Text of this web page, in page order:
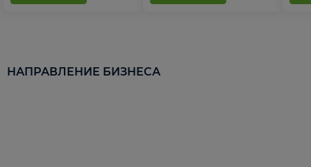
НАПРАВЛЕНИЕ БИЗНЕСА